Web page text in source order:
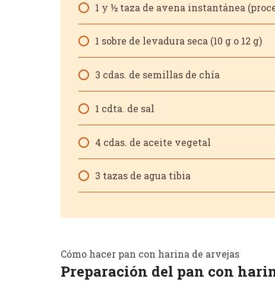
1 y ½ taza de avena instantánea
1 sobre de levadura seca (10 g o 12 g)
3 cdas. de semillas de chía
1 cdta. de sal
4 cdas. de aceite vegetal
3 tazas de agua tibia
Cómo hacer pan con harina de arvejas
Preparación del pan con